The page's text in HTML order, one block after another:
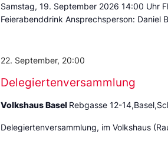
Samstag, 19. September 2026 14:00 Uhr
Feierabenddrink Ansprechsperson: Daniel
Delegiertenversammlung
22. September, 20:00
Volkshaus Basel Rebgasse 12-
Delegiertenversammlung, im Volkshaus